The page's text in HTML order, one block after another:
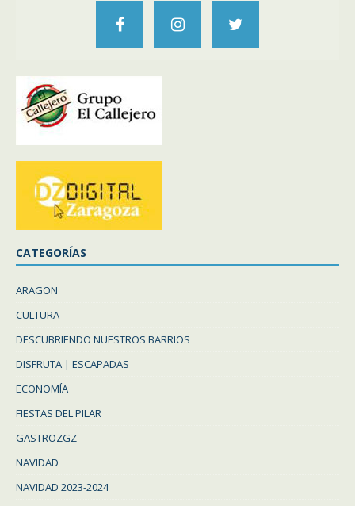
CATEGORÍAS
ARAGON
CULTURA
DESCUBRIENDO NUESTROS BARRIOS
DISFRUTA | ESCAPADAS
ECONOMÍA
FIESTAS DEL PILAR
GASTROZGZ
NAVIDAD
NAVIDAD 2023-2024